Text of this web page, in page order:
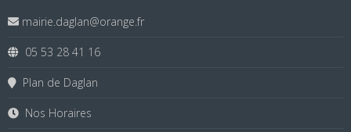
mairie.daglan@orange.fr
05 53 28 41 16
Plan de Daglan
Nos Horaires